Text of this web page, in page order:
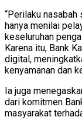
“Perilaku
hanya menilai
keseluruhan
Karena itu, Bank
digital,
kenyamanan dan
Ia juga
dari komitmen
masyarakat